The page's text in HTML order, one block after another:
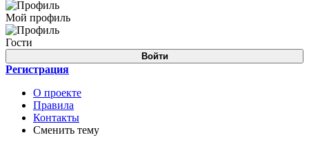
Мой профиль
Гости
Войти
Регистрация
О проекте
Правила
Контакты
Сменить тему